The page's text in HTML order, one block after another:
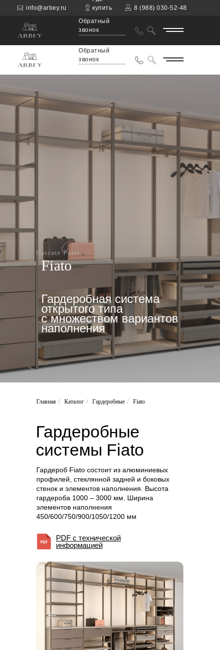
купить
8 (988) 030-52-48
info@arbey.ru
Обратный
звонок
Обратный
звонок
Cascate Porte
Fiato
Гардеробная система
открытого типа
с множеством вариантов
наполнения
Главная / Каталог / Гардеробные / Fiato
Гардеробные
системы Fiato
Гардероб Fiato состоит из алюминиевых
профилей, стеклянной задней и боковых
стенок и элементов наполнения. Высота
гардероба 1000 – 3000 мм. Ширина
элементов наполнения
450/600/750/900/1050/1200 мм
PDF с технической
информацией